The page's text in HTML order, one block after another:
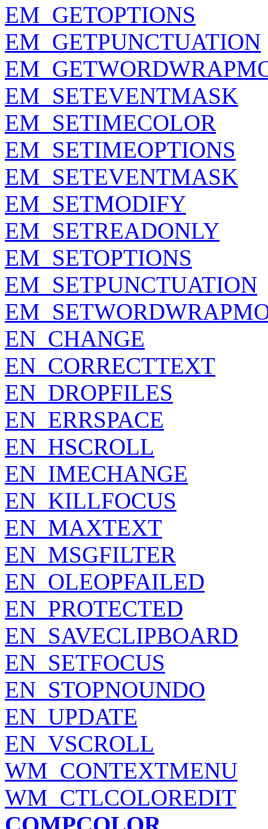
EM_GETOPTIONS
EM_GETPUNCTUATION
EM_SETEVENTMASK
EM_SETIMECOLOR
EM_SETIMEOPTIONS
EM_SETEVENTMASK
EM_SETMODIFY
EM_SETREADONLY
EM_SETOPTIONS
EM_SETPUNCTUATION
EN_CHANGE
EN_CORRECTTEXT
EN_DROPFILES
EN_ERRSPACE
EN_HSCROLL
EN_IMECHANGE
EN_KILLFOCUS
EN_MAXTEXT
EN_MSGFILTER
EN_OLEOPFAILED
EN_PROTECTED
EN_SAVECLIPBOARD
EN_SETFOCUS
EN_STOPNOUNDO
EN_UPDATE
EN_VSCROLL
WM_CONTEXTMENU
WM_CTLCOLOREDIT